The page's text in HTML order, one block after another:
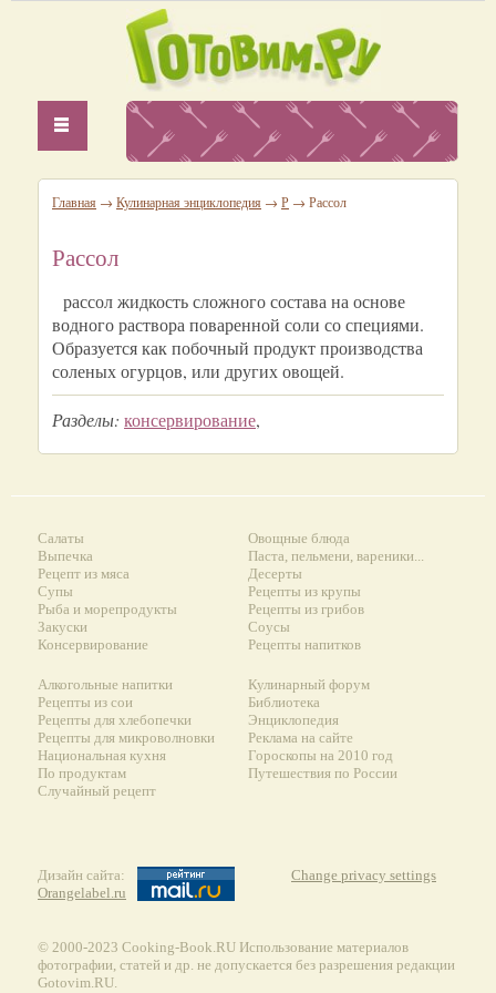
Главная → Кулинарная энциклопедия → Р → Рассол
Рассол
рассол жидкость сложного состава на основе
водного раствора поваренной соли со специями.
Образуется как побочный продукт производства
соленых огурцов, или других овощей.
Разделы: консервирование,
Салаты
Выпечка
Рецепт из мяса
Супы
Рыба и морепродукты
Закуски
Консервирование
Овощные блюда
Паста, пельмени, вареники...
Десерты
Рецепты из крупы
Рецепты из грибов
Соусы
Рецепты напитков
Алкогольные напитки
Рецепты из сои
Рецепты для хлебопечки
Рецепты для микроволновки
Национальная кухня
По продуктам
Случайный рецепт
Кулинарный форум
Библиотека
Энциклопедия
Реклама на сайте
Гороскопы на 2010 год
Путешествия по России
Дизайн сайта:
Orangelabel.ru
Change privacy settings
© 2000-2023 Сooking-Book.RU Использование материалов
фотографии, статей и др. не допускается без разрешения редакции
Gotovim.RU.